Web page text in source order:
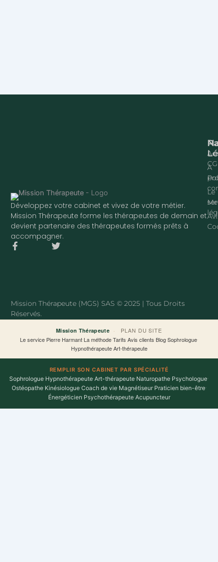
Développez votre cabinet et vivez de votre métier.
Mission Thérapeute forme les thérapeutes de demain et
devient partenaire des thérapeutes formés prêts à
accompagner.
F
k
-
T
À
Le
Mission Thérapeute (MGS) SAS © 2025 | Tous Droits
Réservés.
Mission Thérapeute ·
PLAN DU SITE
Le service·Pierre Harmant·La méthode·Tarifs·Avis clients·Blog·Sophrologue·
Hypnothérapeute·Art-thérapeute
REMPLIR SON CABINET PAR SPÉCIALITÉ
Sophrologue·Hypnothérapeute·Art-thérapeute·Naturopathe·Psychologue·
Ostéopathe·Kinésiologue·Coach de vie·Magnétiseur·Praticien bien-être·
Énergéticien·Psychothérapeute·Acupuncteur